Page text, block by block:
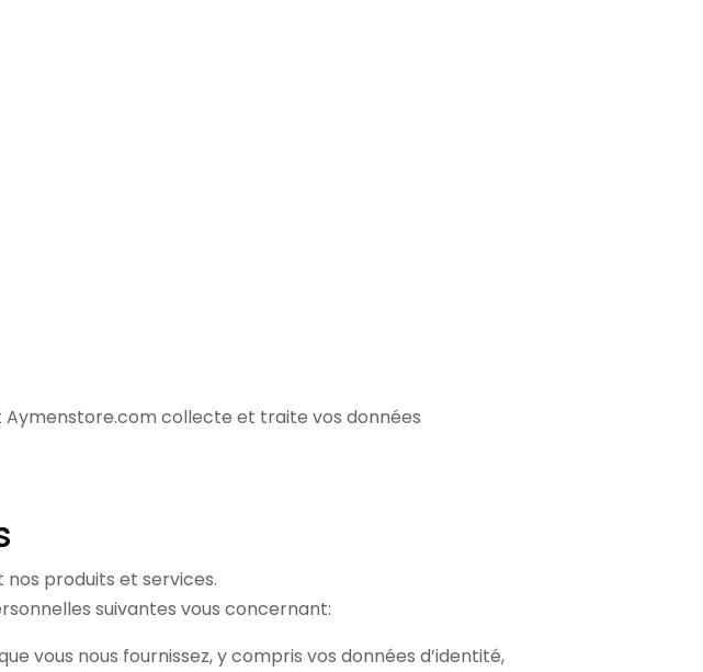
collecte et traite vos données
produits et services.
suivantes vous concernant:
vous nous fournissez, y compris vos données d’identité,